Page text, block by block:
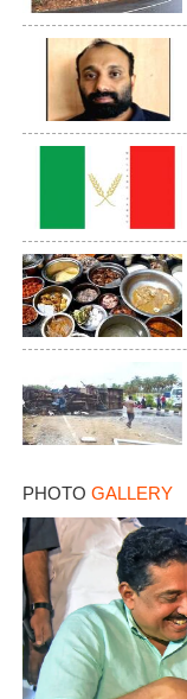
PHOTO GALLERY